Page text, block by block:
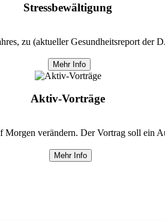
Stressbewältigung
zu (aktueller Gesundheitsreport
Mehr Info
Aktiv-Vorträge
verändern. Der Vortrag soll ein
Mehr Info